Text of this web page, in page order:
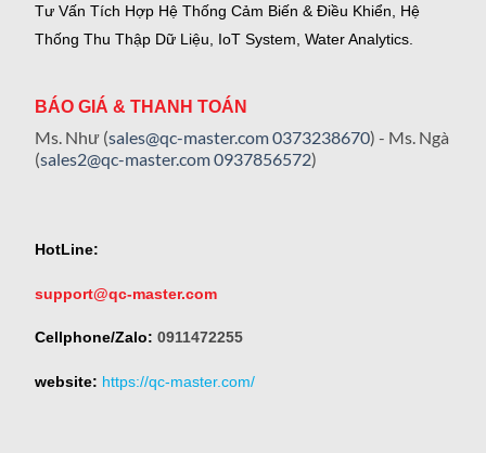
Tư Vấn Tích Hợp Hệ Thống Cảm Biến & Điều Khiển, Hệ
Thống Thu Thập Dữ Liệu, IoT System, Water Analytics.
BÁO GIÁ & THANH TOÁN
Ms. Như (sales@qc-master.com0373238670) - Ms. Ngà
(sales2@qc-master.com0937856572)
HotLine:
support@qc-master.com
Cellphone/Zalo: 0911472255
website: https://qc-master.com/